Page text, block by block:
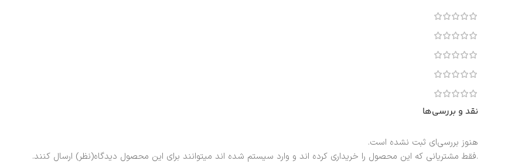
نقد و بررسی‌ها
هنوز بررسی‌ای ثبت نشده است.
.فقط مشتریانی که این محصول را خریداری کرده اند و وارد سیستم شده اند میتوانند برای این محصول دیدگاه(نظر) ارسال کنند.